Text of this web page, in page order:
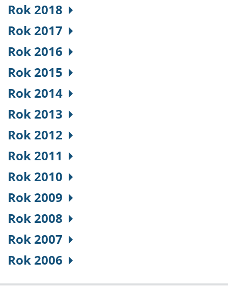
Rok 2018
Rok 2017
Rok 2016
Rok 2015
Rok 2014
Rok 2013
Rok 2012
Rok 2011
Rok 2010
Rok 2009
Rok 2008
Rok 2007
Rok 2006